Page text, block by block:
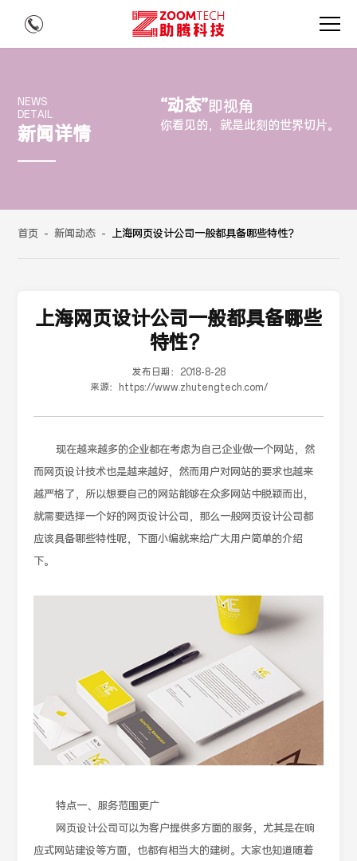
NEWS
DETAIL
新闻详情
“动态”即视角
你看见的，就是此刻的世界切片。
首页 - 新闻动态 - 上海网页设计公司一般都具备哪些特性？
上海网页设计公司一般都具备哪些
特性？
发布日期：
2018-8-28
来源：
https://www.zhutengtech.com/
现在越来越多的企业都在考虑为自己企业做一个网站，然
而网页设计技术也是越来越好，然而用户对网站的要求也越来
越严格了，所以想要自己的网站能够在众多网站中脱颖而出，
就需要选择一个好的网页设计公司，那么一般网页设计公司都
应该具备哪些特性呢，下面小编就来给广大用户简单的介绍
下。
特点一、服务范围更广
网页设计公司可以为客户提供多方面的服务，尤其是在响
应式网站建设等方面，也都有相当大的建树。大家也知道随着